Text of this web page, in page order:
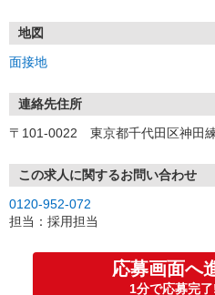
*来社面接またはオンライン面接が
（応募情報不足の場合は、履歴書
▼内定（面接後、最短翌営業日）
*当社より内定通知をお送りしま
*内定にご承諾いただけましたら
*当社の正社員としてご入社いただ
*辞令の授与、オリエンテーショ
▼配属先の決定（★）
*当社が配属先を決定します。
▼就業開始
*配属先にて、当社の派遣スタッ
地図
面接地
連絡先住所
〒101-0022 東京都千代田区神田
この求人に関するお問い合わせ
0120-952-072
担当：採用担当
応募画面へ
1分で応募完